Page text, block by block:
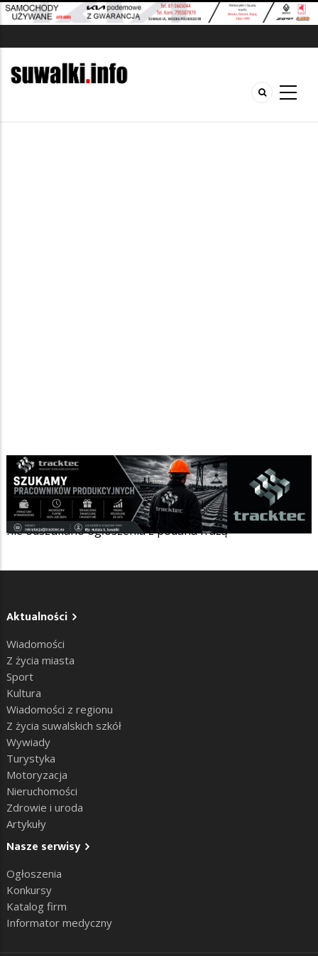
Szukana fraza w ogłoszeniach
nie odszukano ogłoszenia z podana frazą
Aktualności
Wiadomości
Z życia miasta
Sport
Kultura
Wiadomości z regionu
Z życia suwalskich szkół
Wywiady
Turystyka
Motoryzacja
Nieruchomości
Zdrowie i uroda
Artykuły
Nasze serwisy
Ogłoszenia
Konkursy
Katalog firm
Informator medyczny